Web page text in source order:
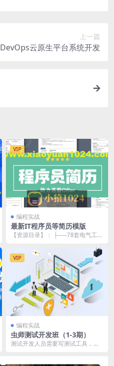
上一篇
DevOps云原生平台系统开发
VIP
编程实战
最新IT程序员等简历模版
【资源目录】： ├──78套电气工程
查找编...
VIP
编程实战
虫师测试开发班（1-3期）
测试开发人员需要写测试工具，自